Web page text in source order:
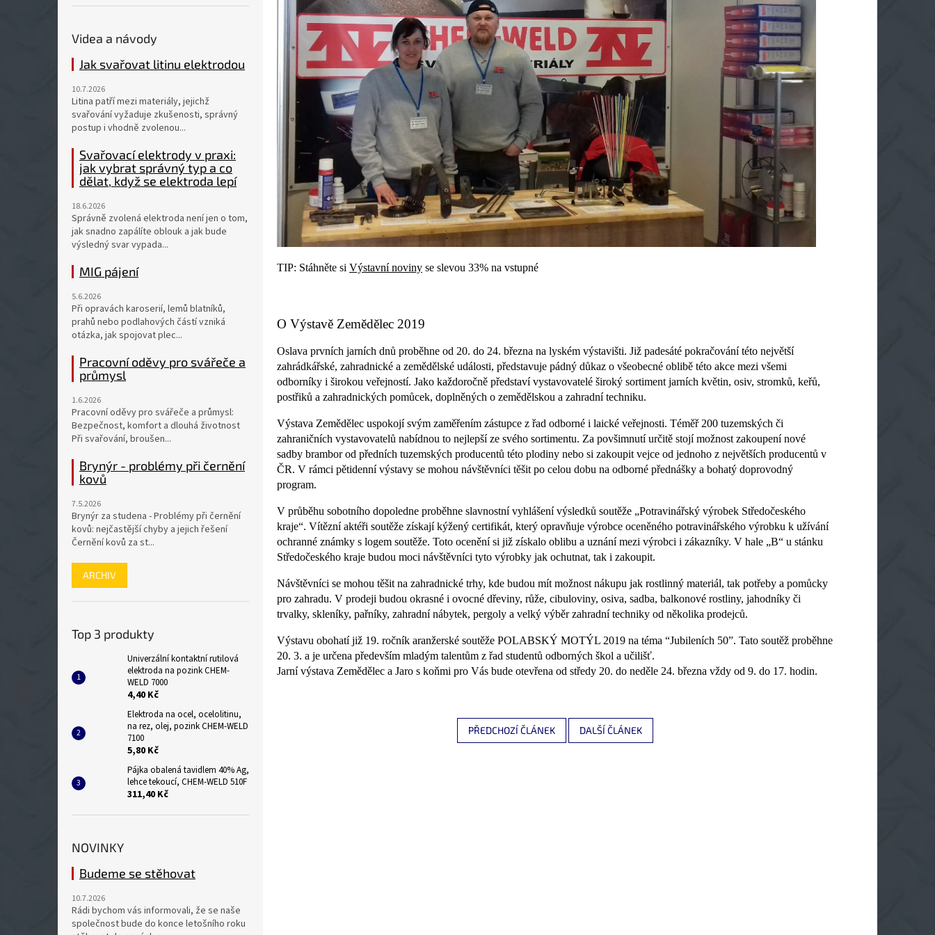
Videa a návody
Jak svařovat litinu elektrodou
10.7.2026
Litina patří mezi materiály, jejichž
svařování vyžaduje zkušenosti, správný
postup i vhodně zvolenou...
Svařovací elektrody v praxi:
jak vybrat správný typ a co
dělat, když se elektroda lepí
18.6.2026
Správně zvolená elektroda není jen o tom,
jak snadno zapálíte oblouk a jak bude
výsledný svar vypada...
MIG pájení
5.6.2026
Při opravách karoserií, lemů blatníků,
prahů nebo podlahových částí vzniká
otázka, jak spojovat plec...
Pracovní oděvy pro svářeče a
průmysl
1.6.2026
Pracovní oděvy pro svářeče a průmysl:
Bezpečnost, komfort a dlouhá životnost
Při svařování, broušen...
Brynýr - problémy při černění
kovů
7.5.2026
Brynýr za studena - Problémy při černění
kovů: nejčastější chyby a jejich řešení
Černění kovů za st...
ARCHIV
Top 3 produkty
Univerzální kontaktní rutilová
elektroda na pozink CHEM-
WELD 7000
4,40 Kč
Elektroda na ocel, ocelolitinu,
na rez, olej, pozink CHEM-WELD
7100
5,80 Kč
Pájka obalená tavidlem 40% Ag,
lehce tekoucí, CHEM-WELD 510F
311,40 Kč
NOVINKY
Budeme se stěhovat
10.7.2026
Rádi bychom vás informovali, že se naše
společnost bude do konce letošního roku
TIP: Stáhněte si Výstavní noviny se slevou 33% na vstupné
O Výstavě Zemědělec 2019
Oslava prvních jarních dnů proběhne od 20. do 24. března na lyském výstavišti. Již padesáté pokračování této největší
zahrádkářské, zahradnické a zemědělské události, představuje pádný důkaz o všeobecné oblibě této akce mezi všemi
odborníky i širokou veřejností. Jako každoročně představí vystavovatelé široký sortiment jarních květin, osiv, stromků, keřů,
postřiků a zahradnických pomůcek, doplněných o zemědělskou a zahradní techniku.
Výstava Zemědělec uspokojí svým zaměřením zástupce z řad odborné i laické veřejnosti. Téměř 200 tuzemských či
zahraničních vystavovatelů nabídnou to nejlepší ze svého sortimentu. Za povšimnutí určitě stojí možnost zakoupení nové
sadby brambor od předních tuzemských producentů této plodiny nebo si zakoupit vejce od jednoho z největších producentů v
ČR. V rámci pětidenní výstavy se mohou návštěvníci těšit po celou dobu na odborné přednášky a bohatý doprovodný
program.
V průběhu sobotního dopoledne proběhne slavnostní vyhlášení výsledků soutěže „Potravinářský výrobek Středočeského
kraje“. Vítězní aktéři soutěže získají kýžený certifikát, který opravňuje výrobce oceněného potravinářského výrobku k užívání
ochranné známky s logem soutěže. Toto ocenění si již získalo oblibu a uznání mezi výrobci i zákazníky. V hale „B“ u stánku
Středočeského kraje budou moci návštěvníci tyto výrobky jak ochutnat, tak i zakoupit.
Návštěvníci se mohou těšit na zahradnické trhy, kde budou mít možnost nákupu jak rostlinný materiál, tak potřeby a pomůcky
pro zahradu. V prodeji budou okrasné i ovocné dřeviny, růže, cibuloviny, osiva, sadba, balkonové rostliny, jahodníky či
trvalky, skleníky, pařníky, zahradní nábytek, pergoly a velký výběr zahradní techniky od několika prodejců.
Výstavu obohatí již 19. ročník aranžerské soutěže POLABSKÝ MOTÝL 2019 na téma “Jubileních 50”. Tato soutěž proběhne
20. 3. a je určena především mladým talentům z řad studentů odborných škol a učilišť.
Jarní výstava Zemědělec a Jaro s koňmi pro Vás bude otevřena od středy 20. do neděle 24. března vždy od 9. do 17. hodin.
PŘEDCHOZÍ ČLÁNEK DALŠÍ ČLÁNEK